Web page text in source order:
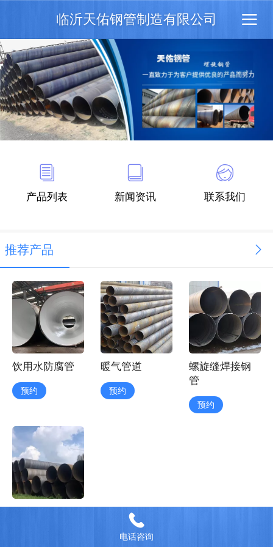
临沂天佑钢管制造有限公司
产品列表 新闻资讯 联系我们
推荐产品
饮用水防腐管
预约
暖气管道
预约
螺旋缝焊接钢
管
预约
电话咨询